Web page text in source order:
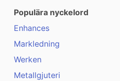
Populära nyckelord
Enhances
Markledning
Werken
Metallgjuteri